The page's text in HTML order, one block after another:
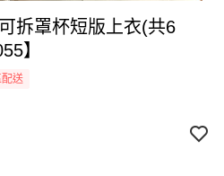
拆罩杯短版上衣(共6
】
配送